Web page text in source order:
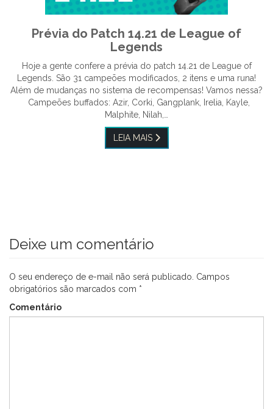
Prévia do Patch 14.21 de League of
Legends
Hoje a gente confere a prévia do patch 14.21 de League of
Legends. São 31 campeões modificados, 2 itens e uma runa!
Além de mudanças no sistema de recompensas! Vamos nessa?
Campeões buffados: Azir, Corki, Gangplank, Irelia, Kayle,
Malphite, Nilah,…
LEIA MAIS
Deixe um comentário
O seu endereço de e-mail não será publicado. Campos
obrigatórios são marcados com *
Comentário